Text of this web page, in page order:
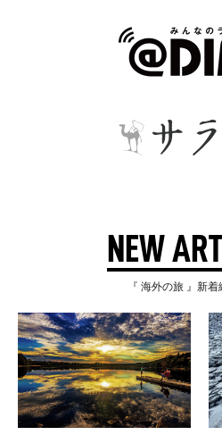
NEW
『 海外の旅 』新